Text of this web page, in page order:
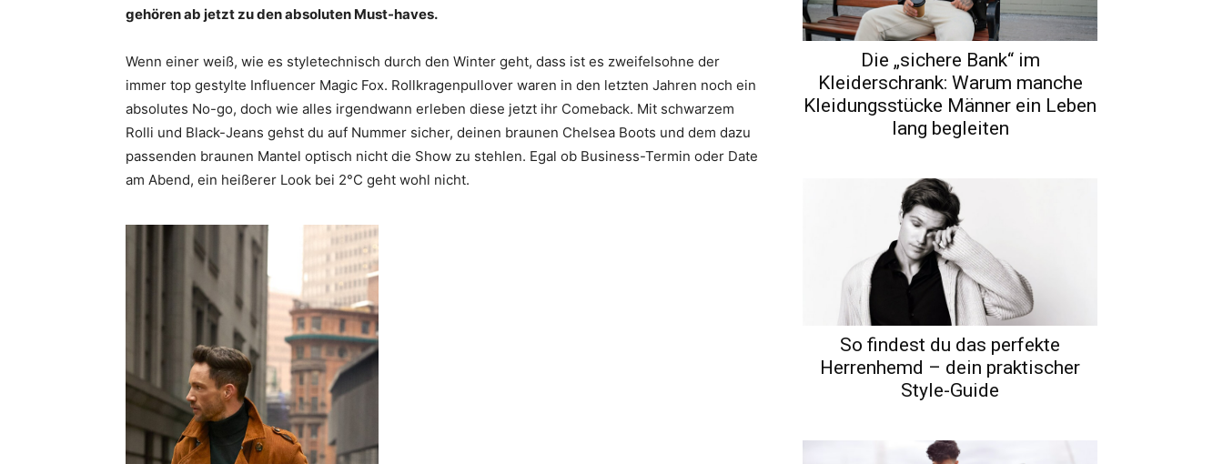
gehören ab jetzt zu den absoluten Must-haves.
Wenn einer weiß, wie es styletechnisch durch den Winter geht, dass ist es zweifelsohne der
immer top gestylte Influencer Magic Fox. Rollkragenpullover waren in den letzten Jahren noch ein
absolutes No-go, doch wie alles irgendwann erleben diese jetzt ihr Comeback. Mit schwarzem
Rolli und Black-Jeans gehst du auf Nummer sicher, deinen braunen Chelsea Boots und dem dazu
passenden braunen Mantel optisch nicht die Show zu stehlen. Egal ob Business-Termin oder Date
am Abend, ein heißerer Look bei 2°C geht wohl nicht.
Die „sichere Bank“ im
Kleiderschrank: Warum manche
Kleidungsstücke Männer ein Leben
lang begleiten
So findest du das perfekte
Herrenhemd – dein praktischer
Style-Guide